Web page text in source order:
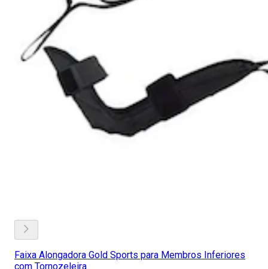
Faixa Alongadora Gold Sports para Membros Inferiores
com Tornozeleira